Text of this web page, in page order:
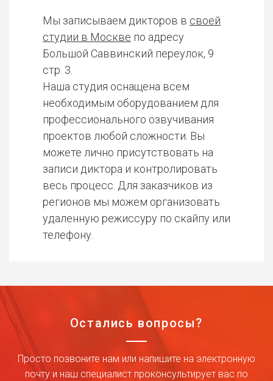
Мы записываем дикторов в своей
студии в Москве по адресу
Большой Саввинский переулок, 9
стр. 3.
Наша студия оснащена всем
необходимым оборудованием для
профессионального озвучивания
проектов любой сложности. Вы
можете лично присутствовать на
записи диктора и контролировать
весь процесс. Для заказчиков из
регионов мы можем организовать
удаленную режиссуру по скайпу или
телефону.
Остались вопросы?
Просто позвоните нам или напишите на электронную
почту и наш специалист проконсультирует вас по